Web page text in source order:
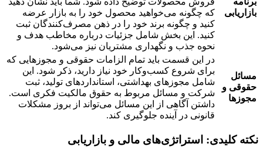
بازاریابی
که چگونه می‌خواهید محصول خود را به بازار عرضه
کنید و چگونه برند خود را در ذهن مصرف‌کنندگان ثبت
کنید. این بخش شامل جزئیات درباره مخاطب هدف و
نحوه جذب و نگهداری مشتریان نیز می‌شود.
مسائل
حقوقی و
مجوزها
در این قسمت باید تمام الزامات حقوقی و مجوزهایی که
برای شروع کسب‌وکار خود نیاز دارید، ذکر شود. این
شامل مجوزهای بهداشتی، استانداردهای تولید، ثبت
شرکت و مسائل مربوط به حقوق مالکیت فکری است.
داشتن آگاهی از این مسائل می‌تواند از بروز مشکلات
قانونی در آینده جلوگیری کند.
نکته کلیدی: استراتژی‌های مالی و بازاریابی